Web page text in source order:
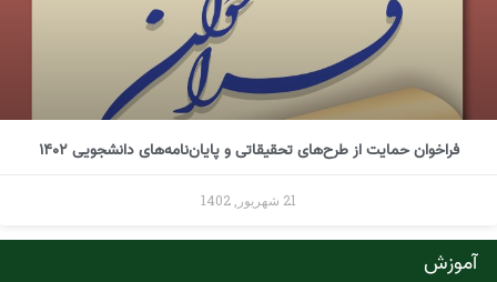
فراخوان حمایت از طرح‌های تحقیقاتی و پایان‌نامه‌های دانشجویی 1402
21 شهریور, 1402
آموزش